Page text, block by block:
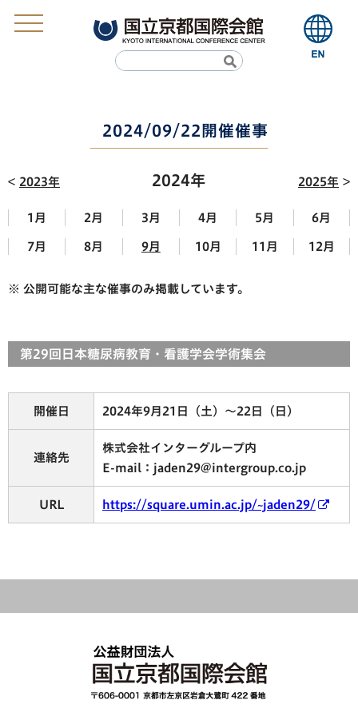
2024/09/22開催催事
2023年 2024年 2025年
1月 2月 3月 4月 5月 6月
7月 8月 9月 10月 11月 12月
※ 公開可能な主な催事のみ掲載しています。
第29回日本糖尿病教育・看護学会学術集会
開催日 2024年9月21日（土）～22日（日）
連絡先
株式会社インターグループ内
E-mail：jaden29@intergroup.co.jp
URL https://square.umin.ac.jp/~jaden29/